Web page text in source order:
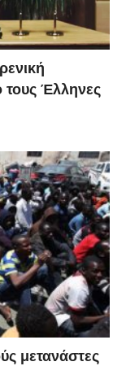
τους Έλληνες
μετανάστες